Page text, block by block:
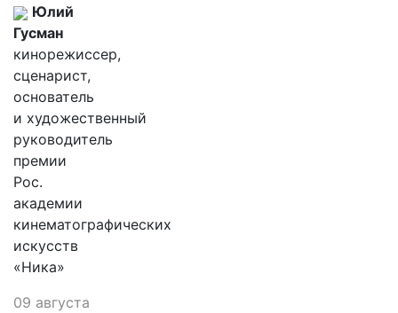
Юлий
Гусман
кинорежиссер,
сценарист,
основатель
и художественный
руководитель
премии
Рос.
академии
кинематографических
искусств
«Ника»
09 августа